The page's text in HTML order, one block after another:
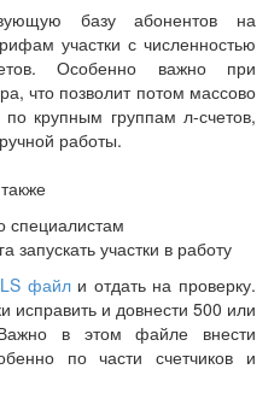
базу абонентов на
участки с численностью
Особенно важно при
что позволит потом массово
крупным группам л-счетов,
работы.
специалистам
запускать участки в работу
файли отдать на проверку.
исправить и довнести 500 или
в этом файле внести
по части счетчиков и